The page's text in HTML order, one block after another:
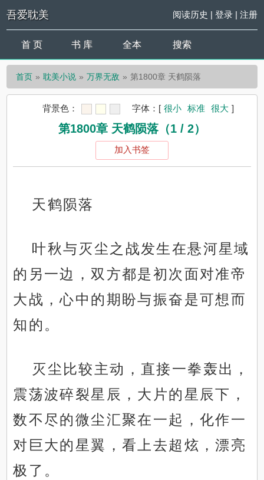
吾爱耽美 阅读历史 | 登录| 注册
首 页 书 库 全本 搜索
首页 耽美小说 万界无敌 第1800章 天鹤陨落
背景色： 字体： [ 很小 标准 很大 ]
第1800章 天鹤陨落（1 / 2）
加入书签
天鹤陨落
叶秋与灭尘之战发生在悬河星域
的另一边，双方都是初次面对准帝
大战，心中的期盼与振奋是可想而
知的。
灭尘比较主动，直接一拳轰出，
震荡波碎裂星辰，大片的星辰下，
数不尽的微尘汇聚在一起，化作一
对巨大的星翼，看上去超炫，漂亮
极了。